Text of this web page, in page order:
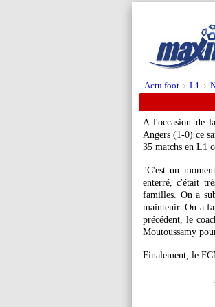
Actu foot > L1 >
A l'occasion de
Angers (1-0) ce
35 matchs en L1
"C'est un
enterré, c'était
familles. On a
maintenir. On a
précédent, le
Moutoussamy
Finalement, le